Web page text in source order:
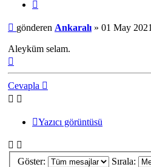
Mesaj
gönderen Ankaralı » 01 May
Aleyküm selam.
Cevapla
Yazıcı görüntüsü
Göster: Sırala: